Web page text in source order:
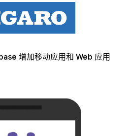
增加移动应用和 Web 应用